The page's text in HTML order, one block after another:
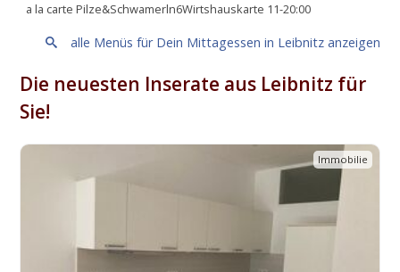
a la carte Pilze&Schwamerln6Wirtshauskarte 11-20:00
alle Menüs für Dein Mittagessen in Leibnitz anzeigen
Die neuesten Inserate aus Leibnitz für
Sie!
Immobilie